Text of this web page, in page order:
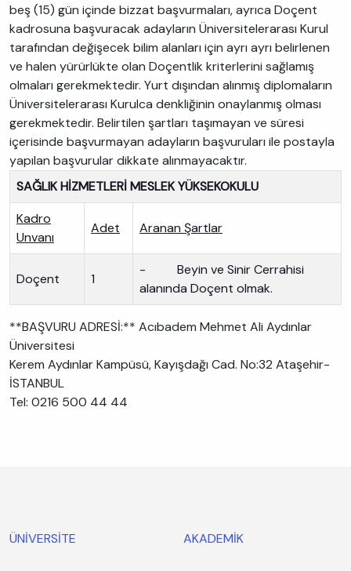
beş (15) gün içinde bizzat başvurmaları, ayrıca Doçent
kadrosuna başvuracak adayların Üniversitelerarası Kurul
tarafından değişecek bilim alanları için ayrı ayrı belirlenen
ve halen yürürlükte olan Doçentlik kriterlerini sağlamış
olmaları gerekmektedir. Yurt dışından alınmış diplomaların
Üniversitelerarası Kurulca denkliğinin onaylanmış olması
gerekmektedir. Belirtilen şartları taşımayan ve süresi
içerisinde başvurmayan adayların başvuruları ile postayla
yapılan başvurular dikkate alınmayacaktır.
SAĞLIK HİZMETLERİ MESLEK YÜKSEKOKULU
Kadro
Unvanı
Adet Aranan Şartlar
Doçent 1
- Beyin ve Sinir Cerrahisi
alanında Doçent olmak.
**BAŞVURU ADRESİ:** Acıbadem Mehmet Ali Aydınlar
Üniversitesi
Kerem Aydınlar Kampüsü, Kayışdağı Cad. No:32 Ataşehir-
İSTANBUL
Tel: 0216 500 44 44
ÜNİVERSİTE AKADEMİK